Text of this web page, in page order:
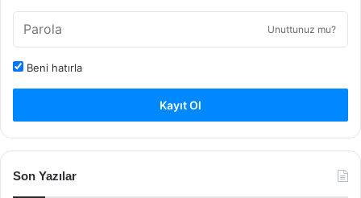
Unuttunuz mu?
Beni hatırla
Kayıt Ol
Son Yazılar